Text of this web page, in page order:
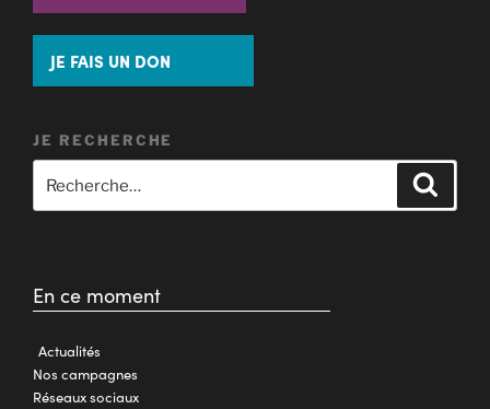
JE FAIS UN DON
JE RECHERCHE
En ce moment
Actualités
Nos campagnes
Réseaux sociaux